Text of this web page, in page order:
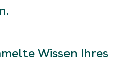
Wissen Ihres